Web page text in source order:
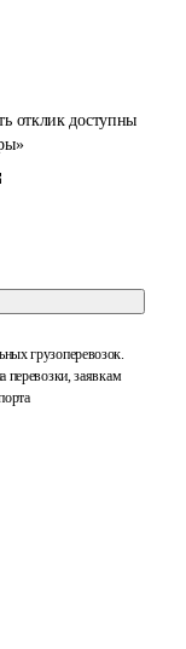
отклик доступны
грузоперевозок.
перевозки, заявкам